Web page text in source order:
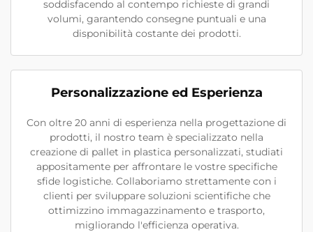
soddisfacendo al contempo richieste di grandi
volumi, garantendo consegne puntuali e una
disponibilità costante dei prodotti.
Personalizzazione ed Esperienza
Con oltre 20 anni di esperienza nella progettazione di
prodotti, il nostro team è specializzato nella
creazione di pallet in plastica personalizzati, studiati
appositamente per affrontare le vostre specifiche
sfide logistiche. Collaboriamo strettamente con i
clienti per sviluppare soluzioni scientifiche che
ottimizzino immagazzinamento e trasporto,
migliorando l'efficienza operativa.